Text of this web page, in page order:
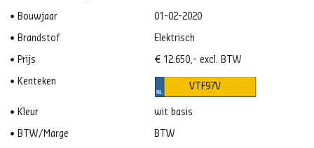
Bouwjaar 01-02-2020
Brandstof Elektrisch
Prijs € 12.650,- excl. BTW
Kenteken VTF97V
Kleur wit basis
BTW/Marge BTW